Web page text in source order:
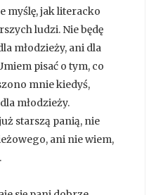
myślę, jak literacko
ludzi. Nie będę
młodzieży, ani dla
pisać o tym, co
mnie kiedyś,
młodzieży.
starszą panią, nie
ani nie wiem,